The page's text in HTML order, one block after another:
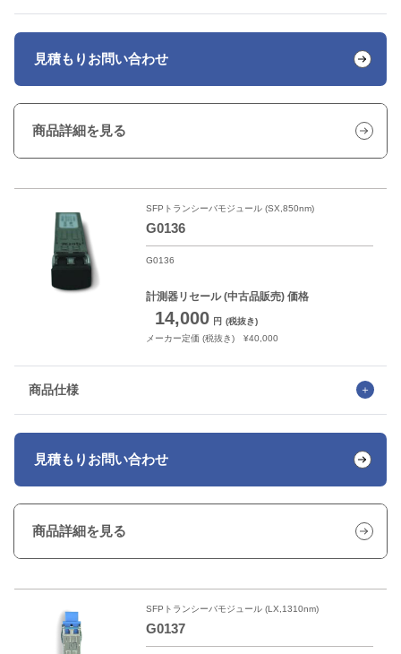
見積もり お問い合わせ
商品詳細を見る
SFPトランシーバモジュール (SX,850nm)
G0136
G0136
計測器リセール(中古品販売) 価格
14,000 円 (税抜き)
メーカー定価 (税抜き) ¥40,000
商品仕様
見積もり お問い合わせ
商品詳細を見る
SFPトランシーバモジュール (LX,1310nm)
G0137